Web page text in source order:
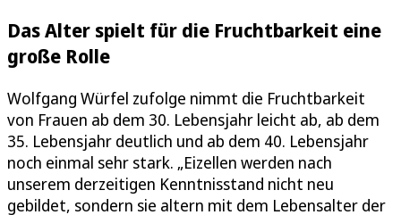
Das Alter spielt für die Fruchtbarkeit eine
große Rolle
Wolfgang Würfel zufolge nimmt die Fruchtbarkeit
von Frauen ab dem 30. Lebensjahr leicht ab, ab dem
35. Lebensjahr deutlich und ab dem 40. Lebensjahr
noch einmal sehr stark. „Eizellen werden nach
unserem derzeitigen Kenntnisstand nicht neu
gebildet, sondern sie altern mit dem Lebensalter der